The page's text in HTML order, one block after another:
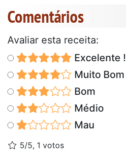
Comentários
Avaliar esta receita:
Excelente !
Muito Bom
Bom
Médio
Mau
5/5, 1 votos